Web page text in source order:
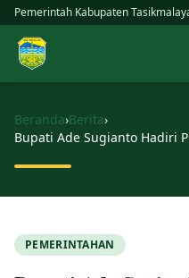
Skip
content
Pemerintah Kabupaten
Beranda›Berita›
Bupati Ade Sugianto Hadiri
PEMERINTAHAN